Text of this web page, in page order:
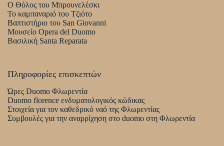
Ο Θόλος του Μπρουνελέσκι
Το καμπαναριό του Τζιότο
Βαπτιστήριο του San Giovanni
Μουσείο Opera del Duomo
Βασιλική Santa Reparata
Πληροφορίες επισκεπτών
Ώρες Duomo Φλωρεντία
Duomo florence ενδυματολογικός κώδικας
Στοιχεία για τον καθεδρικό ναό της Φλωρεντίας
Συμβουλές για την αναρρίχηση στο duomo στη Φλωρεντία